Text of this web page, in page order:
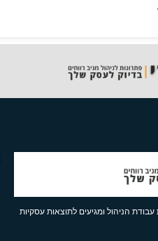
הניהול ומגיעים לתוצאות עסקיות